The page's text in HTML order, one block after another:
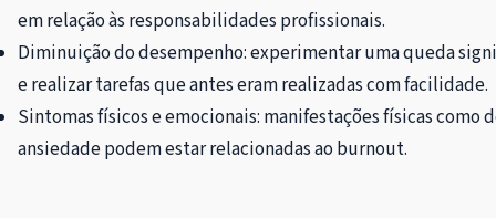
em relação às responsabilidades profissionais.
Diminuição do desempenho: experimentar uma queda
e realizar tarefas que antes eram realizadas com facilidade.
Sintomas físicos e emocionais: manifestações físicas
ansiedade podem estar relacionadas ao burnout.